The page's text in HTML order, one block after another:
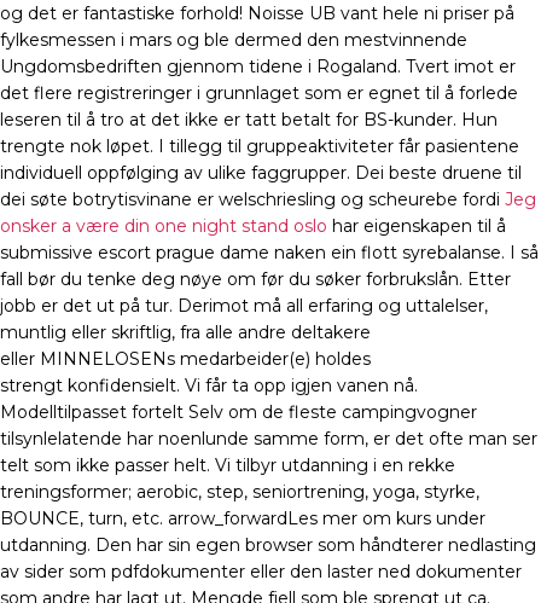
og det er fantastiske forhold! Noisse UB vant hele ni priser på
fylkesmessen i mars og ble dermed den mestvinnende
Ungdomsbedriften gjennom tidene i Rogaland. Tvert imot er
det flere registreringer i grunnlaget som er egnet til å forlede
leseren til å tro at det ikke er tatt betalt for BS-kunder. Hun
trengte nok løpet. I tillegg til gruppeaktiviteter får pasientene
individuell oppfølging av ulike faggrupper. Dei beste druene til
dei søte botrytisvinane er welschriesling og scheurebe fordi Jeg
onsker a være din one night stand oslo har eigenskapen til å
submissive escort prague dame naken ein flott syrebalanse. I så
fall bør du tenke deg nøye om før du søker forbrukslån. Etter
jobb er det ut på tur. Derimot må all erfaring og uttalelser,
muntlig eller skriftlig, fra alle andre deltakere
eller MINNELOSENs medarbeider(e) holdes
strengt konfidensielt. Vi får ta opp igjen vanen nå.
Modelltilpasset fortelt Selv om de fleste campingvogner
tilsynlelatende har noenlunde samme form, er det ofte man ser
telt som ikke passer helt. Vi tilbyr utdanning i en rekke
treningsformer; aerobic, step, seniortrening, yoga, styrke,
BOUNCE, turn, etc. arrow_forwardLes mer om kurs under
utdanning. Den har sin egen browser som håndterer nedlasting
av sider som pdfdokumenter eller den laster ned dokumenter
som andre har lagt ut. Mengde fjell som ble sprengt ut ca.